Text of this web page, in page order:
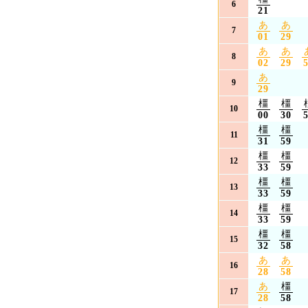
6
21
7
あ
01
あ
29
8
あ
02
あ
29
9
あ
29
10
橿
00
橿
30
11
橿
31
橿
59
12
橿
33
橿
59
13
橿
33
橿
59
14
橿
33
橿
59
15
橿
32
橿
58
16
あ
28
あ
58
17
あ
28
橿
58